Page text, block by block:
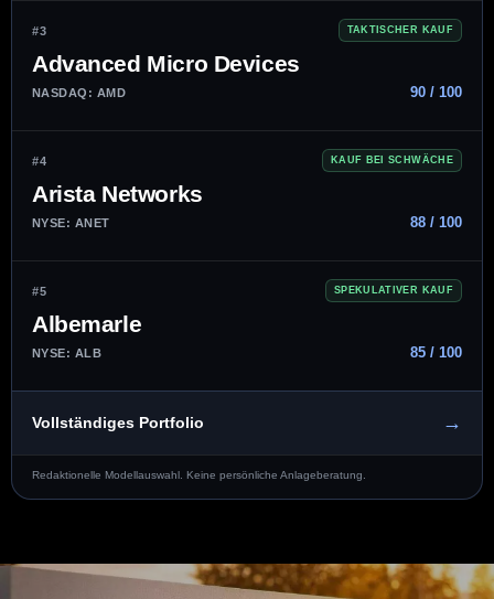
#3 TAKTISCHER KAUF
Advanced Micro Devices
NASDAQ: AMD 90 / 100
#4 KAUF BEI SCHWÄCHE
Arista Networks
NYSE: ANET 88 / 100
#5 SPEKULATIVER KAUF
Albemarle
NYSE: ALB 85 / 100
Vollständiges Portfolio →
Redaktionelle Modellauswahl. Keine persönliche Anlageberatung.